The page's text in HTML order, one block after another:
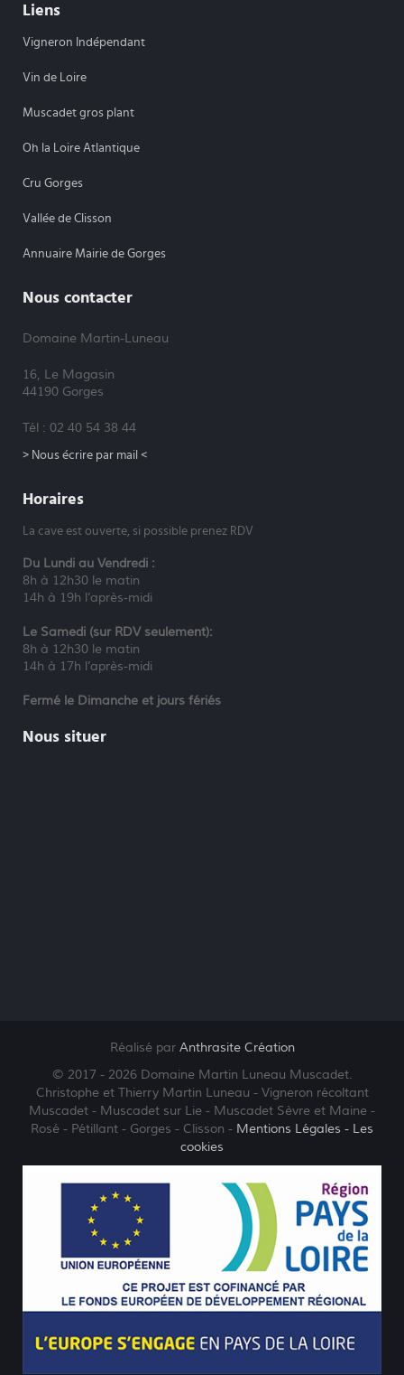
Liens
Vigneron Indépendant
Vin de Loire
Muscadet gros plant
Oh la Loire Atlantique
Cru Gorges
Vallée de Clisson
Annuaire Mairie de Gorges
Nous contacter
Domaine Martin-Luneau
16, Le Magasin
44190 Gorges
Tél : 02 40 54 38 44
> Nous écrire par mail <
Horaires
La cave est ouverte, si possible prenez RDV
Du Lundi au Vendredi :
8h à 12h30 le matin
14h à 19h l’après-midi
Le Samedi (sur RDV seulement):
8h à 12h30 le matin
14h à 17h l’après-midi
Fermé le Dimanche et jours fériés
Nous situer
Réalisé par Anthrasite Création
© 2017 - 2026 Domaine Martin Luneau Muscadet.
Christophe et Thierry Martin Luneau - Vigneron récoltant
Muscadet - Muscadet sur Lie - Muscadet Sèvre et Maine -
Rosé - Pétillant - Gorges - Clisson - Mentions Légales - Les
cookies